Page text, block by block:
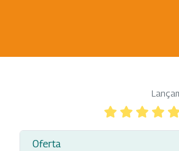
Oferta